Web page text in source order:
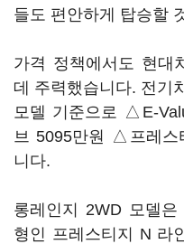
들도 편안하게 탑승할
가격 정책에서도 현대
데 주력했습니다. 전기
모델 기준으로 △E-
브 5095만원 △프레스
니다.
롱레인지 2WD 모델
형인 프레스티지 N 라